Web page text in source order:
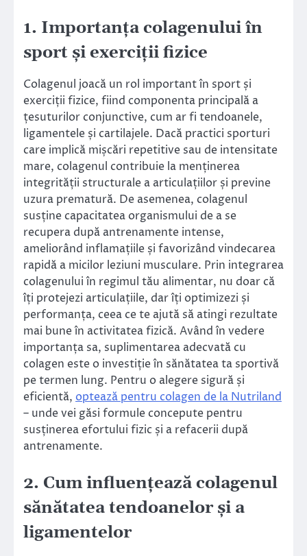
1. Importanța colagenului în
sport și exerciții fizice
Colagenul joacă un rol important în sport și
exerciții fizice, fiind componenta principală a
țesuturilor conjunctive, cum ar fi tendoanele,
ligamentele și cartilajele. Dacă practici sporturi
care implică mișcări repetitive sau de intensitate
mare, colagenul contribuie la menținerea
integrității structurale a articulațiilor și previne
uzura prematură. De asemenea, colagenul
susține capacitatea organismului de a se
recupera după antrenamente intense,
ameliorând inflamațiile și favorizând vindecarea
rapidă a micilor leziuni musculare. Prin integrarea
colagenului în regimul tău alimentar, nu doar că
îți protejezi articulațiile, dar îți optimizezi și
performanța, ceea ce te ajută să atingi rezultate
mai bune în activitatea fizică. Având în vedere
importanța sa, suplimentarea adecvată cu
colagen este o investiție în sănătatea ta sportivă
pe termen lung. Pentru o alegere sigură și
eficientă, optează pentru colagen de la Nutriland
– unde vei găsi formule concepute pentru
susținerea efortului fizic și a refacerii după
antrenamente.
2. Cum influențează colagenul
sănătatea tendoanelor și a
ligamentelor